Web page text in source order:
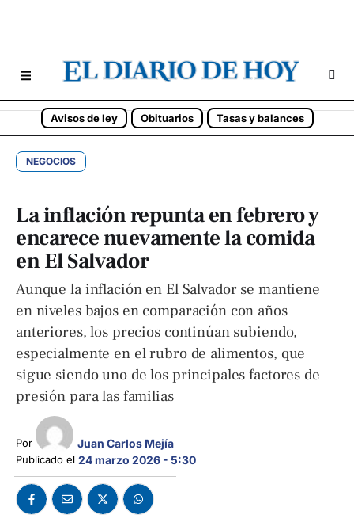
Avisos de ley Obituarios Tasas y balances
NEGOCIOS
La inflación repunta en febrero y
encarece nuevamente la comida
en El Salvador
Aunque la inflación en El Salvador se mantiene
en niveles bajos en comparación con años
anteriores, los precios continúan subiendo,
especialmente en el rubro de alimentos, que
sigue siendo uno de los principales factores de
presión para las familias
Por Juan Carlos Mejía
Publicado el 24 marzo 2026 - 5:30